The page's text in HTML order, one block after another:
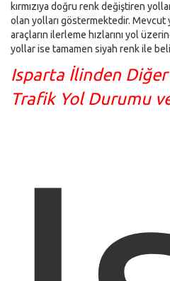
kırmızıya doğru renk değiştiren
olan yolları göstermektedir.
araçların ilerleme hızlarını yol
yollar ise tamamen siyah renk ile
Isparta İlinden
Trafik Yol Durumu